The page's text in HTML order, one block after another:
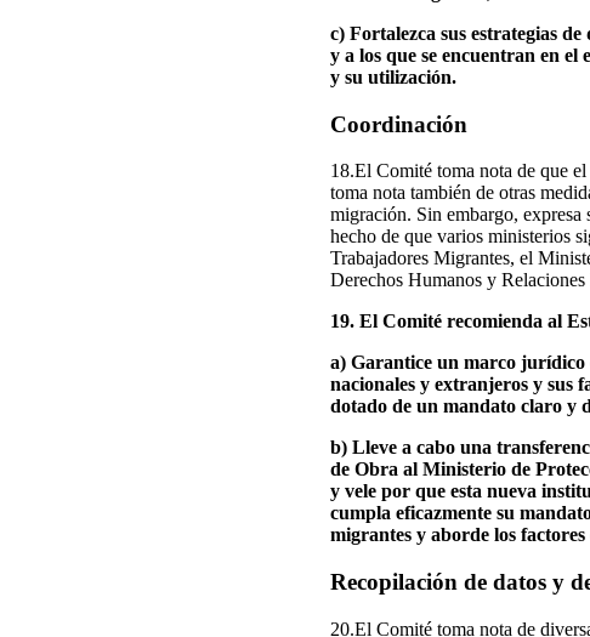
c) Fortalezca sus estrategias
y a los que se encuentran en el
y su utilización.
Coordinación
18.El Comité toma nota de que
toma nota también de otras
migración. Sin embargo, expresa
hecho de que varios ministerios
Trabajadores Migrantes, el
Derechos Humanos y
19. El Comité recomienda al
a) Garantice un marco jurídico
nacionales y extranjeros y sus
dotado de un mandato claro y
b) Lleve a cabo una
de Obra al Ministerio de
y vele por que esta nueva
cumpla eficazmente su
migrantes y aborde los
Recopilación de datos y
20.El Comité toma nota de